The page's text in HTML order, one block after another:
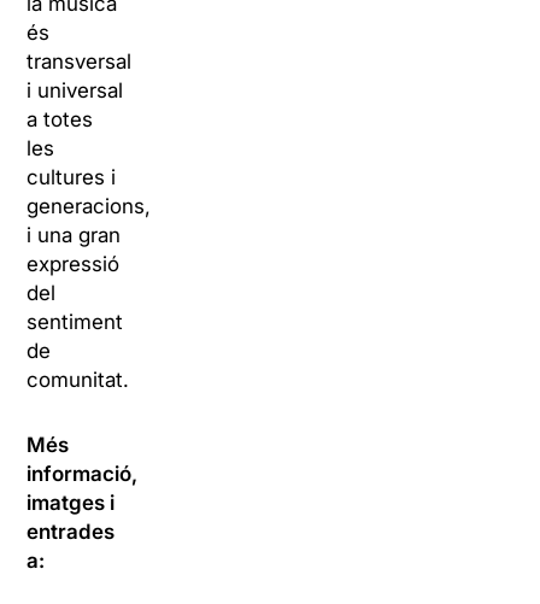
és
transversal
i universal
a totes
les
cultures i
generacions,
i una gran
expressió
del
sentiment
de
comunitat.
Més
informació,
imatges i
entrades
a: